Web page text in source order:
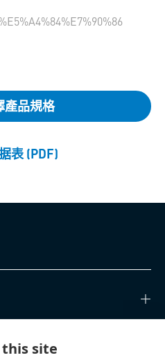
site
產品規格
表 (PDF)